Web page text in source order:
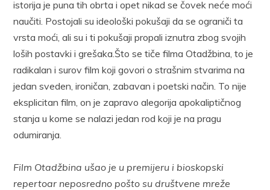
istorija je puna tih obrta i opet nikad se čovek neće moći
naučiti. Postojali su ideološki pokušaji da se ograniči ta
vrsta moći, ali su i ti pokušaji propali iznutra zbog svojih
loših postavki i grešaka.Što se tiče filma Otadžbina, to je
radikalan i surov film koji govori o strašnim stvarima na
jedan sveden, ironičan, zabavan i poetski način. To nije
eksplicitan film, on je zapravo alegorija apokaliptičnog
stanja u kome se nalazi jedan rod koji je na pragu
odumiranja.
Film Otadžbina ušao je u premijeru i bioskopski
repertoar neposredno pošto su društvene mreže